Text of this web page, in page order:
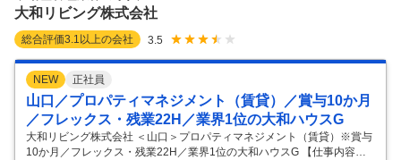
採用の場…
大和リビング株式会社
総合評価3.1 以上の会社 3.5
NEW 正社員
山口／プロパティマネジメント（賃貸）／賞与10か月
／フレックス・残業22H／業界1位の大和ハウスG
大和リビング株式会社 ＜山口＞プロパティマネジメント（賃貸）※賞与
10か月／フレックス・残業22H／業界1位の大和ハウスG 【仕事内容】